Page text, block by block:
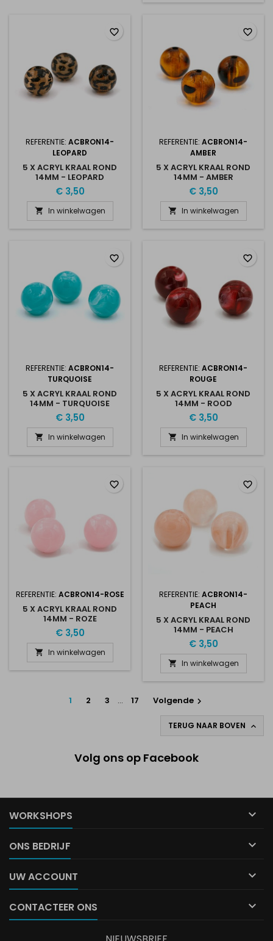
REFERENTIE: ACBRON14-
LEOPARD
5 X ACRYL KRAAL ROND
14MM - LEOPARD
€ 3,50
 In winkelwagen
favorite_border
REFERENTIE: ACBRON14-
AMBER
5 X ACRYL KRAAL ROND
14MM - AMBER
€ 3,50
 In winkelwagen
favorite_border
REFERENTIE: ACBRON14-
TURQUOISE
5 X ACRYL KRAAL ROND
14MM - TURQUOISE
€ 3,50
 In winkelwagen
favorite_border
REFERENTIE: ACBRON14-
ROUGE
5 X ACRYL KRAAL ROND
14MM - ROOD
€ 3,50
 In winkelwagen
favorite_border
REFERENTIE: ACBRON14-ROSE
5 X ACRYL KRAAL ROND
14MM - ROZE
€ 3,50
 In winkelwagen
favorite_border
REFERENTIE: ACBRON14-
PEACH
5 X ACRYL KRAAL ROND
14MM - PEACH
€ 3,50
 In winkelwagen
favorite_border
1 2 3 … 17 Volgende
TERUG NAAR BOVEN 
Volg ons op Facebook
WORKSHOPS 
ONS BEDRIJF 
UW ACCOUNT 
CONTACTEER ONS 